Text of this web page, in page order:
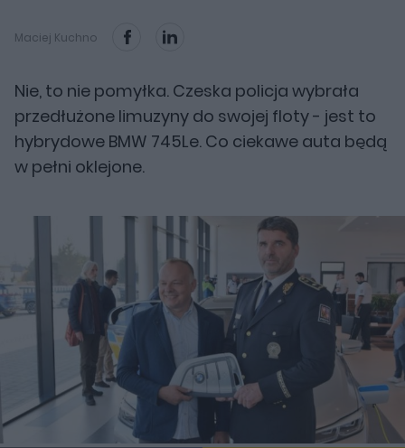
Maciej Kuchno
Nie, to nie pomyłka. Czeska policja wybrała
przedłużone limuzyny do swojej floty - jest to
hybrydowe BMW 745Le. Co ciekawe auta będą
w pełni oklejone.